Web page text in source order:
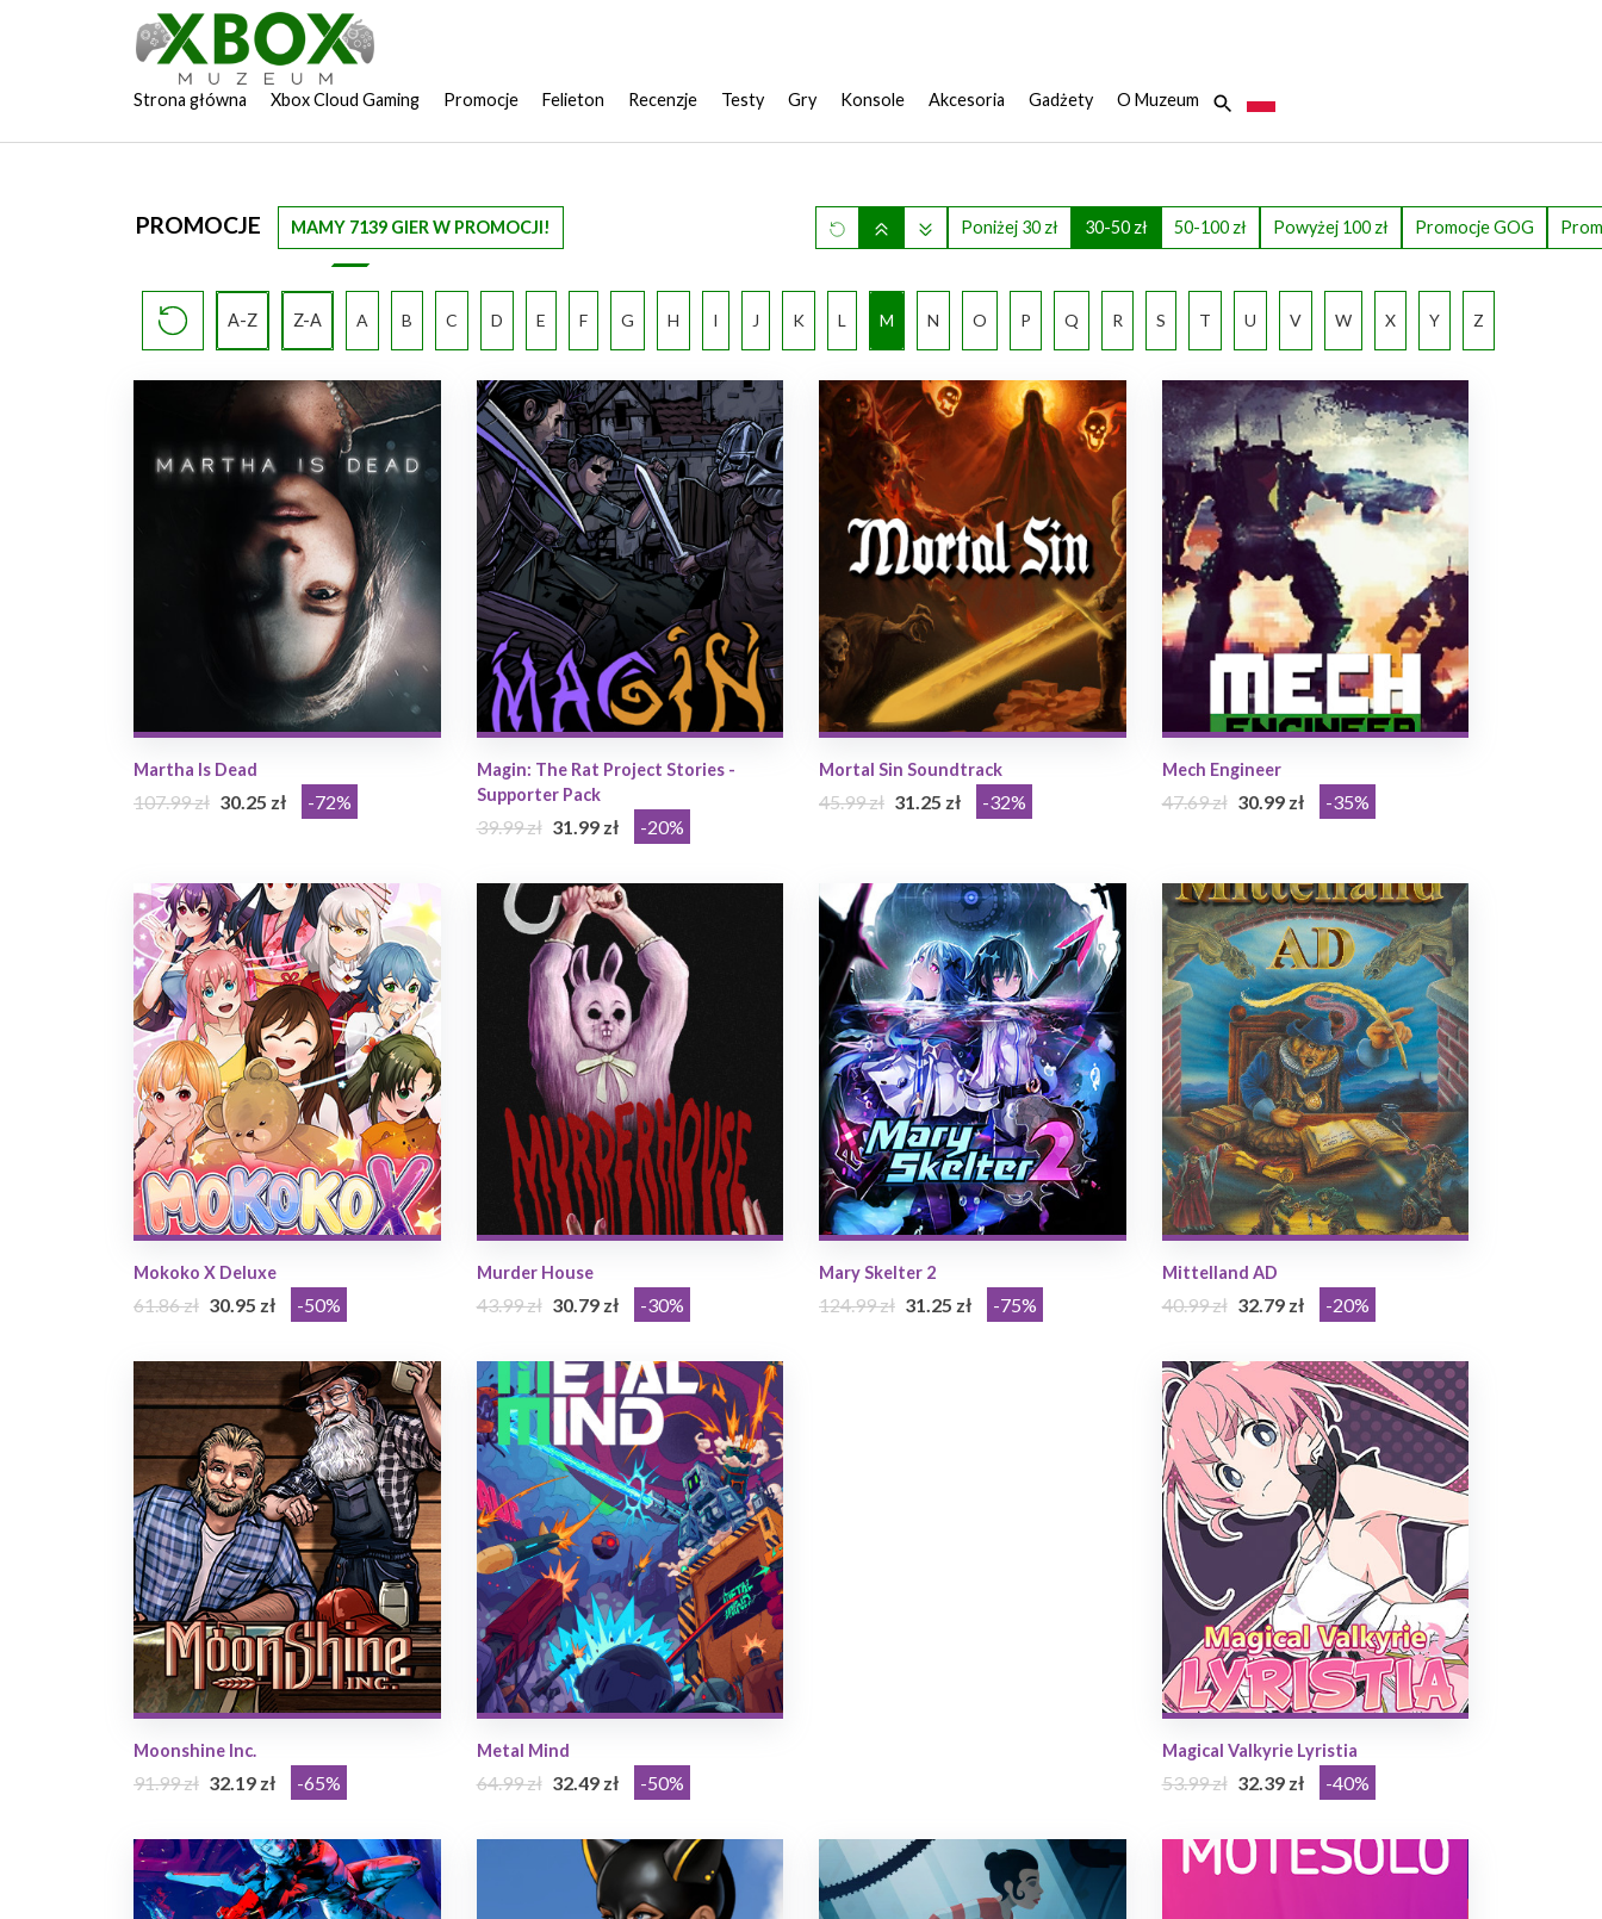
Strona główna Xbox Cloud Gaming Promocje Felieton Recenzje Testy Gry Konsole Akcesoria Gadżety O Muzeum
PROMOCJE MAMY 7139 GIER W PROMOCJI! Poniżej 30 zł 30-50 zł 50-100 zł Powyżej 100 zł Promocje GOG
A-Z Z-A A B C D E F G H I J K L M N O P Q R S T U V W X Y Z
Martha Is Dead
107.99 zł 30.25 zł -72%
Magin: The Rat Project Stories -
Supporter Pack
39.99 zł 31.99 zł -20%
Mortal Sin Soundtrack
45.99 zł 31.25 zł -32%
Mech Engineer
47.69 zł 30.99 zł -35%
Mokoko X Deluxe
61.86 zł 30.95 zł -50%
Murder House
43.99 zł 30.79 zł -30%
Mary Skelter 2
124.99 zł 31.25 zł -75%
Mittelland AD
40.99 zł 32.79 zł -20%
Moonshine Inc.
91.99 zł 32.19 zł -65%
Metal Mind
64.99 zł 32.49 zł -50%
Magical Valkyrie Lyristia
53.99 zł 32.39 zł -40%